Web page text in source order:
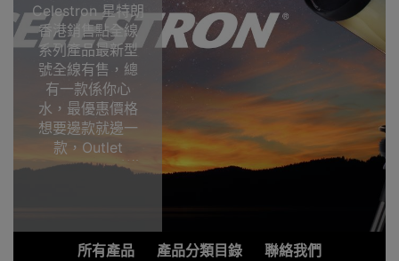
Celestron 星特朗
香港銷售點全線
系列產品最新型
號全線有售，總
有一款係你心
水，最優惠價格
想要邊款就邊一
款，Outlet
Express HK香港
所有產品
產品分類目錄 聯絡我們